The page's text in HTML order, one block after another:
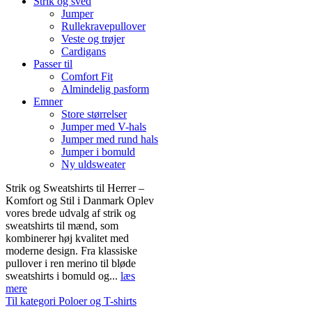
Jumper
Rullekravepullover
Veste og trøjer
Cardigans
Passer til
Comfort Fit
Almindelig pasform
Emner
Store størrelser
Jumper med V-hals
Jumper med rund hals
Jumper i bomuld
Ny uldsweater
Strik og Sweatshirts til Herrer –
Komfort og Stil i Danmark Oplev
vores brede udvalg af strik og
sweatshirts til mænd, som
kombinerer høj kvalitet med
moderne design. Fra klassiske
pullover i ren merino til bløde
sweatshirts i bomuld og... læs
mere
Til kategori Poloer og T-shirts